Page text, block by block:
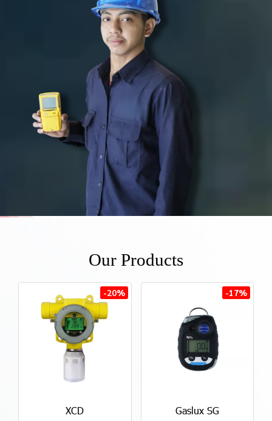
Our Products
-20%
XCD
-17%
Gaslux SG